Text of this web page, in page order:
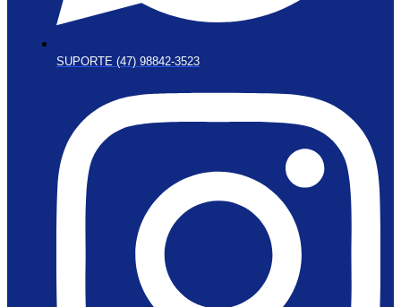
SUPORTE (47) 98842-3523